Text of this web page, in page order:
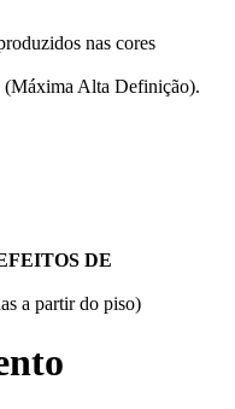
nas cores
Alta Definição).
DE
a partir do piso)